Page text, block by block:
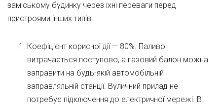
заміському будинку через їхні переваги перед
пристроями інших типів.
Коефіцієнт корисної дії — 80%. Паливо
витрачається поступово, а газовий балон можна
заправити на будь-якій автомобільній
заправляльній станції. Вуличний прилад не
потребує підключення до електричної мережі. В